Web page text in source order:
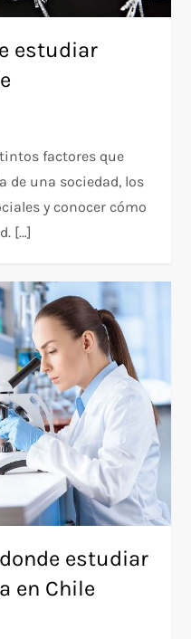
estudiar
factores que
de una sociedad, los
y conocer cómo
[…]
estudiar
en Chile